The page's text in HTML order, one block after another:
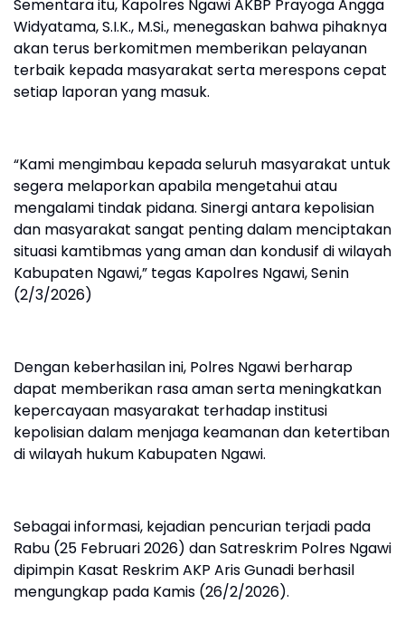
Sementara itu, Kapolres Ngawi AKBP Prayoga Angga
Widyatama, S.I.K., M.Si., menegaskan bahwa pihaknya
akan terus berkomitmen memberikan pelayanan
terbaik kepada masyarakat serta merespons cepat
setiap laporan yang masuk.
“Kami mengimbau kepada seluruh masyarakat untuk
segera melaporkan apabila mengetahui atau
mengalami tindak pidana. Sinergi antara kepolisian
dan masyarakat sangat penting dalam menciptakan
situasi kamtibmas yang aman dan kondusif di wilayah
Kabupaten Ngawi,” tegas Kapolres Ngawi, Senin
(2/3/2026)
Dengan keberhasilan ini, Polres Ngawi berharap
dapat memberikan rasa aman serta meningkatkan
kepercayaan masyarakat terhadap institusi
kepolisian dalam menjaga keamanan dan ketertiban
di wilayah hukum Kabupaten Ngawi.
Sebagai informasi, kejadian pencurian terjadi pada
Rabu (25 Februari 2026) dan Satreskrim Polres Ngawi
dipimpin Kasat Reskrim AKP Aris Gunadi berhasil
mengungkap pada Kamis (26/2/2026).